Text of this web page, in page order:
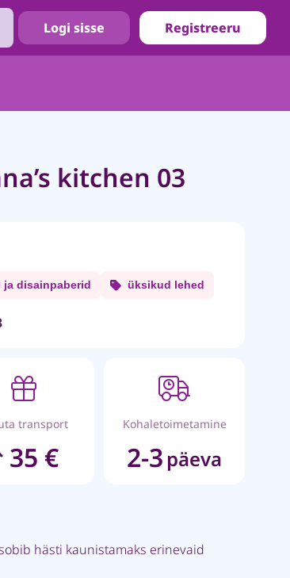
Logi sisse Registreeru
kitchen 03
ja disainpaberid üksikud lehed
transport
35 €
Kohaletoimetamine
2-3 päeva
hästi kaunistamaks erinevaid